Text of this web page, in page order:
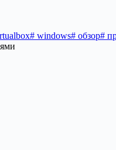
# windows# обзор#